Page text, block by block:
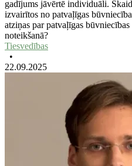
gadījums jāvērtē individuāli.
izvairītos no patvaļīgas
atziņas par patvaļīgas
noteikšanā?
Tiesvedības
•
22.09.2025